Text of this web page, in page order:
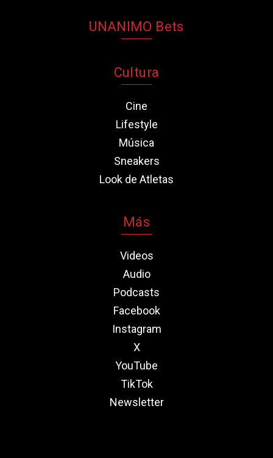
UNANIMO Bets
Cultura
Cine
Lifestyle
Música
Sneakers
Look de Atletas
Más
Videos
Audio
Podcasts
Facebook
Instagram
X
YouTube
TikTok
Newsletter